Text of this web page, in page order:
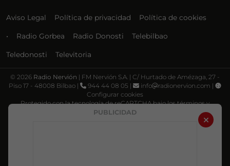
PUBLICIDAD
Aviso Legal Política de privacidad Política de cookies
• Radio Gorbea Radio Donosti Telebilbao
Teledonosti Televitoria
© 2026 Radio Nervión | FM Nervión S.A. | C/ Hurtado de Amézaga, 27 -
Piso 17 - 48008 Bilbao |
944 44 08 05 | info
radionervion.com |
Configurar cookies
Protegido con la tecnología de reCAPTCHA bajo los términos y
Política de privacidad Términos de servicio